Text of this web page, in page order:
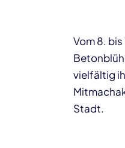
Vom 8.
vielfältig
Stadt.